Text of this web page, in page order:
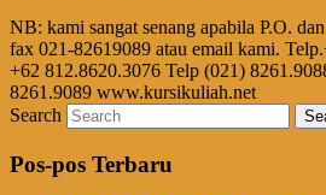
NB: kami sangat senang apabila P.O.
fax 021-82619089 atau email kami.
+62 812.8620.3076 Telp (021)
8261.9089 www.kursikuliah.net
Search
Pos-pos Terbaru